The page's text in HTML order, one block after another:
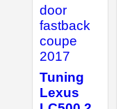
Tuning
Lexus